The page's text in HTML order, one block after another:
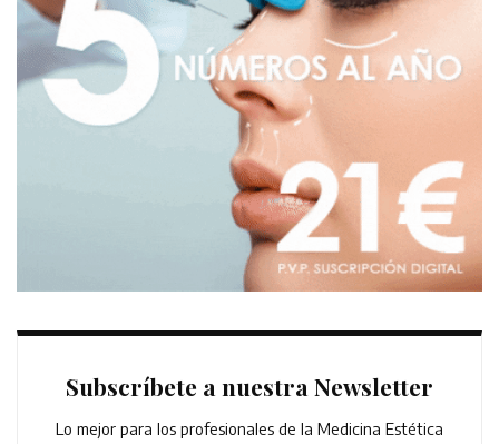
Subscríbete a nuestra Newsletter
Lo mejor para los profesionales de la Medicina Estética